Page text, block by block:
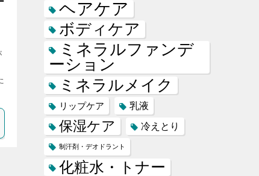
ヘアケア
ボディケア
ミネラルファンデ
ーション
ミネラルメイク
リップケア 乳液
保湿ケア 冷えとり
制汗剤・デオドラント
化粧水・トナー